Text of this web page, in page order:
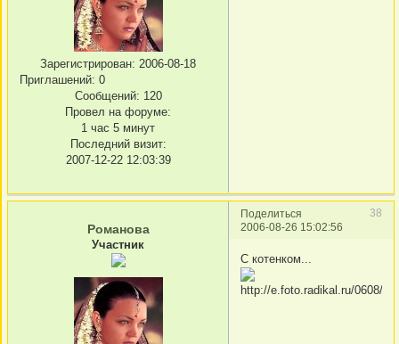
Зарегистрирован: 2006-08-18
Приглашений: 0
Сообщений: 120
Провел на форуме:
1 час 5 минут
Последний визит:
2007-12-22 12:03:39
Поделиться
38
2006-08-26 15:02:56
Романова
Участник
С котенком...